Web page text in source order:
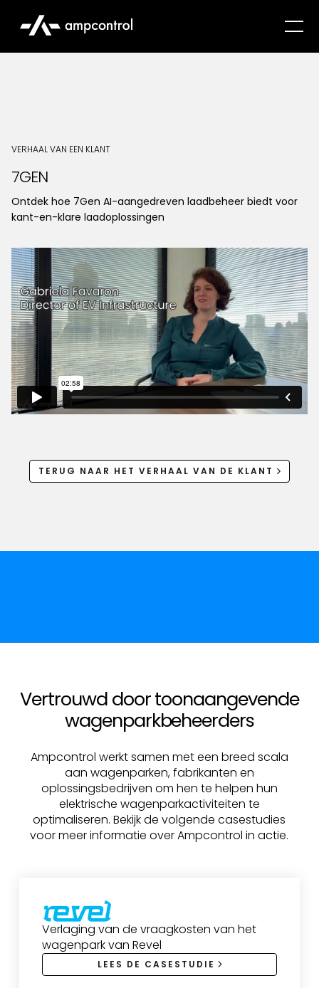
VERHAAL VAN EEN KLANT
7GEN
Ontdek hoe 7Gen AI-aangedreven laadbeheer biedt voor
kant-en-klare laadoplossingen
TERUG NAAR HET VERHAAL VAN DE KLANT
Vertrouwd door toonaangevende
wagenparkbeheerders
Ampcontrol werkt samen met een breed scala
aan wagenparken, fabrikanten en
oplossingsbedrijven om hen te helpen hun
elektrische wagenparkactiviteiten te
optimaliseren. Bekijk de volgende casestudies
voor meer informatie over Ampcontrol in actie.
Verlaging van de vraagkosten van het
wagenpark van Revel
LEES DE CASESTUDIE